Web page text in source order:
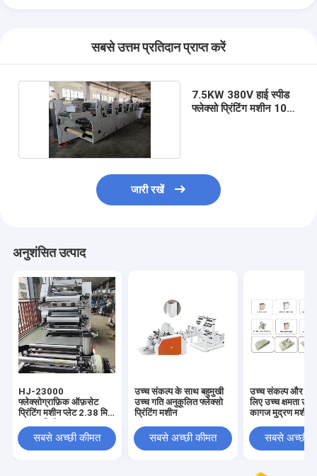
सबसे उत्तम प्रतिदान प्राप्त करें
7.5KW 380V हाई स्पीड
फ्लेक्सो प्रिंटिंग मशीन 10-
जारी रखें
अनुशंसित उत्पाद
HJ-23000
फ्लेक्सोग्राफ़िक ऑफ़सेट
प्रिंटिंग मशीन प्लेट 2.38 मिमी
सबसे अच्छी कीमत
उच्च संकल्प के साथ बहुमुखी
उच्च गति अनुकूलित फ्लेक्सो
प्रिंटिंग मशीन
सबसे अच्छी कीमत
उच्च संकल्प और
लिए उच्च क्षमता
कागज मुद्रण मशीन
सबसे अच्छी